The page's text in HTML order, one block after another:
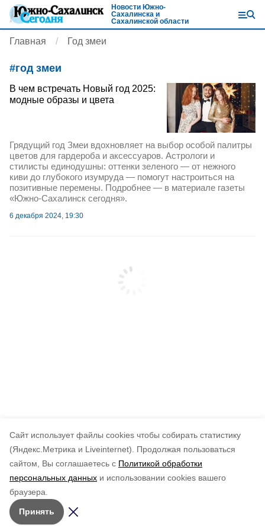
Cайт использует файлы cookies чтобы собирать статистику
(Яндекс.Метрика и Liveinternet).
Продолжая пользоваться
сайтом, Вы соглашаетесь с Политикой обработки
персональных данных и использовании cookies вашего
браузера.
Принять
Новости Южно-
Сахалинска и
Сахалинской области
Главная Год змеи
#год змеи
В чем встречать Новый год 2025:
модные образы и цвета
Грядущий год Змеи вдохновляет на выбор особой палитры
цветов для гардероба и аксессуаров. Астрологи и
стилисты единодушны: оттенки зеленого — от нежного
киви до глубокого изумруда — помогут настроиться на
позитивные перемены. Подробнее — в материале газеты
«Южно-Сахалинск сегодня».
6 декабря 2024, 19:30